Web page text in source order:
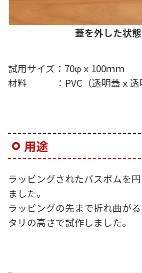
蓋を外した状態
試用サイズ：70φｘ100ｍｍ
材料 ：PVC（透明蓋ｘ透
用途
ラッピングされたバスボムを
ました。
ラッピングの先まで折れ曲が
タリの高さで試作しました。